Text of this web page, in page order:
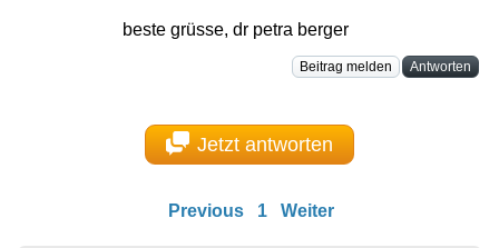
beste grüsse, dr petra berger
Beitrag melden Antworten
Jetzt antworten
Previous 1 Weiter